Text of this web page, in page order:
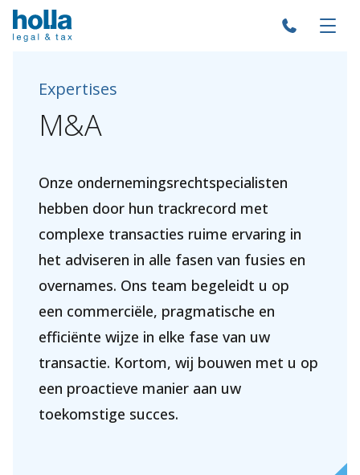
Over Holla
Expertises
M&A
Onze ondernemingsrechtspecialisten
hebben door hun trackrecord met
complexe transacties ruime ervaring in
het adviseren in alle fasen van fusies en
overnames. Ons team begeleidt u op
een commerciële, pragmatische en
efficiënte wijze in elke fase van uw
transactie. Kortom, wij bouwen met u op
een proactieve manier aan uw
toekomstige succes.